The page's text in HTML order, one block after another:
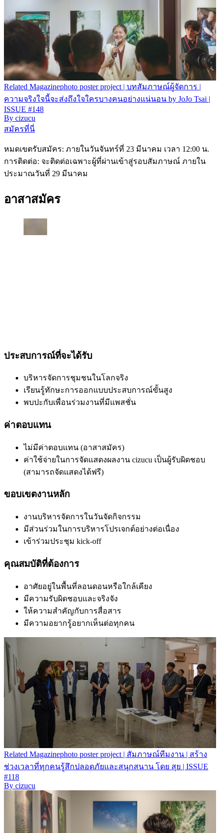
Related Magazinephoto poster project | บทสัมภาษณ์ผู้จัดการ |
ความจริงใจนี้จะส่งถึงใจใครบางคนอย่างแน่นอน by JoJo Tsai |
ISSUE #148
By cizucu
สมัครที่นี่
หมดเขตรับสมัคร: ภายในวันจันทร์ที่ 23 มีนาคม เวลา 12:00 น.
การติดต่อ: จะติดต่อเฉพาะผู้ที่ผ่านเข้าสู่รอบสัมภาษณ์ ภายใน
ประมาณวันที่ 29 มีนาคม
อาสาสมัคร
ประสบการณ์ที่จะได้รับ
บริหารจัดการชุมชนในโลกจริง
เรียนรู้ทักษะการออกแบบประสบการณ์ขั้นสูง
พบปะกับเพื่อนร่วมงานที่มีแพสชั่น
ค่าตอบแทน
ไม่มีค่าตอบแทน (อาสาสมัคร)
ค่าใช้จ่ายในการจัดแสดงผลงาน cizucu เป็นผู้รับผิดชอบ
(สามารถจัดแสดงได้ฟรี)
ขอบเขตงานหลัก
งานบริหารจัดการในวันจัดกิจกรรม
มีส่วนร่วมในการบริหารโปรเจกต์อย่างต่อเนื่อง
เข้าร่วมประชุม kick-off
คุณสมบัติที่ต้องการ
อาศัยอยู่ในพื้นที่ลอนดอนหรือใกล้เคียง
มีความรับผิดชอบและจริงจัง
ให้ความสำคัญกับการสื่อสาร
มีความอยากรู้อยากเห็นต่อทุกคน
Related Magazinephoto poster project | สัมภาษณ์ทีมงาน | สร้าง
ช่วงเวลาที่ทุกคนรู้สึกปลอดภัยและสนุกสนาน โดย สุย | ISSUE
#118
By cizucu